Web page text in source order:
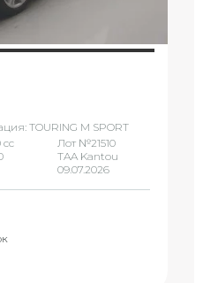
TOURING M SPORT
сс
Лот №21510
TAA Kantou
09.07.2026